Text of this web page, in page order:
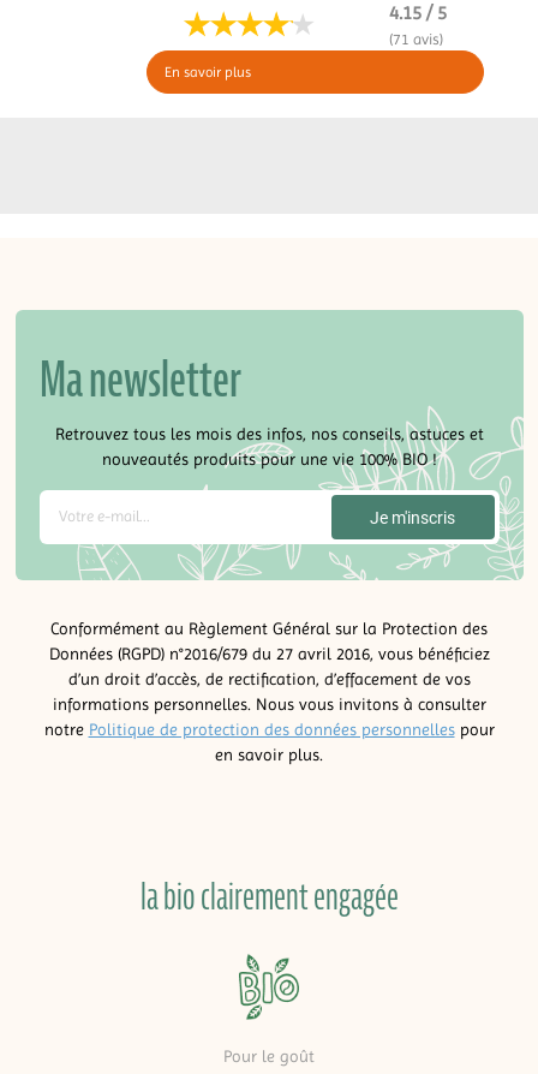
4.15 / 5
(71 avis)
En savoir plus
Ma newsletter
Retrouvez tous les mois des infos, nos conseils, astuces et
nouveautés produits pour une vie 100% BIO !
Conformément au Règlement Général sur la Protection des
Données (RGPD) n°2016/679 du 27 avril 2016, vous bénéficiez
d’un droit d’accès, de rectification, d’effacement de vos
informations personnelles. Nous vous invitons à consulter
notre Politique de protection des données personnellespour
en savoir plus.
la bio clairement engagée
Pour le goût